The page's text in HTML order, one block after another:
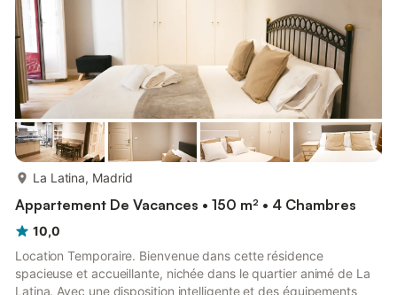
La Latina, Madrid
Appartement De Vacances • 150 m² • 4 Chambres
10,0
Location Temporaire. Bienvenue dans cette résidence
spacieuse et accueillante, nichée dans le quartier animé de La
Latina. Avec une disposition intelligente et des équipements